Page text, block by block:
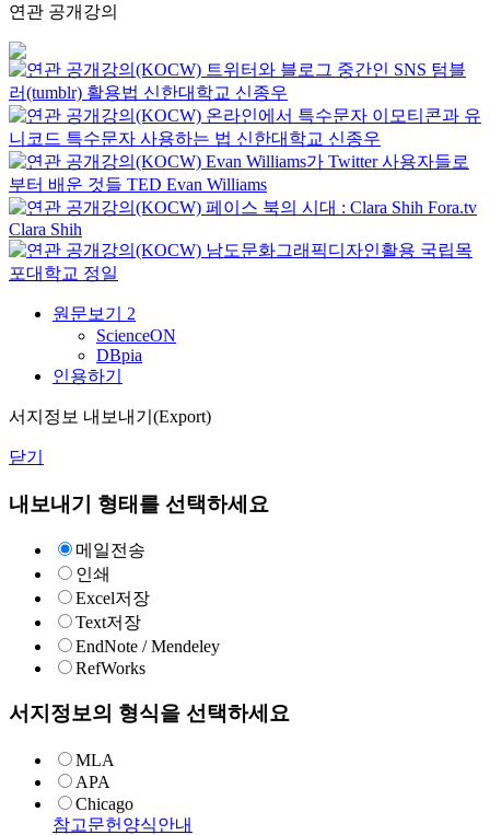
연관 공개강의
트위터와 블로그 중간인 SNS 텀블
러(tumblr) 활용법 신한대학교 신종우
온라인에서 특수문자 이모티콘과 유
니코드 특수문자 사용하는 법 신한대학교 신종우
Evan Williams가 Twitter 사용자들로
부터 배운 것들 TED Evan Williams
페이스 북의 시대 : Clara Shih Fora.tv
Clara Shih
남도문화그래픽디자인활용 국립목
포대학교 정일
원문보기 2
ScienceON
DBpia
인용하기
서지정보 내보내기(Export)
닫기
내보내기 형태를 선택하세요
메일전송
인쇄
Excel저장
Text저장
EndNote / Mendeley
RefWorks
서지정보의 형식을 선택하세요
MLA
APA
Chicago
참고문헌양식안내